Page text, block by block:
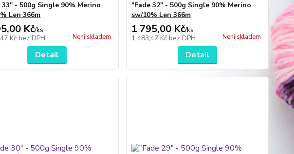
33" - 500g Single 90% Merino
Len 366m
Kč/ks
Kč bez DPH Není skladem
Detail
"Fade 32" - 500g Single 90% Merino
sw/10% Len 366m
1 795,00 Kč/ks
1 483,47 Kč bez DPH Není skladem
Detail